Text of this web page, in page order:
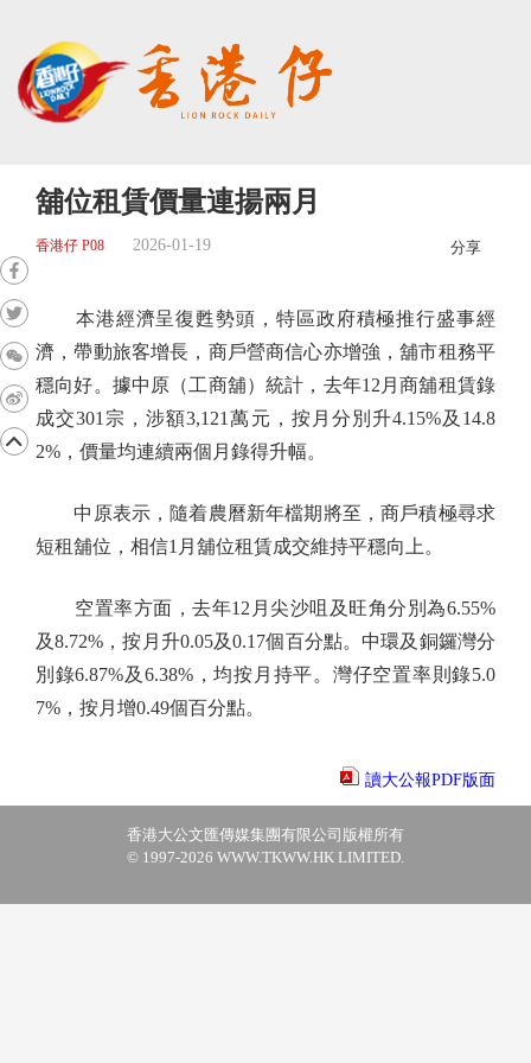
舖位租賃價量連揚兩月
香港仔 P08 2026-01-19 分享
本港經濟呈復甦勢頭，特區政府積極推行盛事經
濟，帶動旅客增長，商戶營商信心亦增強，舖市租務平
穩向好。據中原（工商舖）統計，去年12月商舖租賃錄
成交301宗，涉額3,121萬元，按月分別升4.15%及14.8
2%，價量均連續兩個月錄得升幅。
中原表示，隨着農曆新年檔期將至，商戶積極尋求
短租舖位，相信1月舖位租賃成交維持平穩向上。
空置率方面，去年12月尖沙咀及旺角分別為6.55%
及8.72%，按月升0.05及0.17個百分點。中環及銅鑼灣分
別錄6.87%及6.38%，均按月持平。灣仔空置率則錄5.0
7%，按月增0.49個百分點。
讀大公報PDF版面
香港大公文匯傳媒集團有限公司版權所有
© 1997-2026 WWW.TKWW.HK LIMITED.